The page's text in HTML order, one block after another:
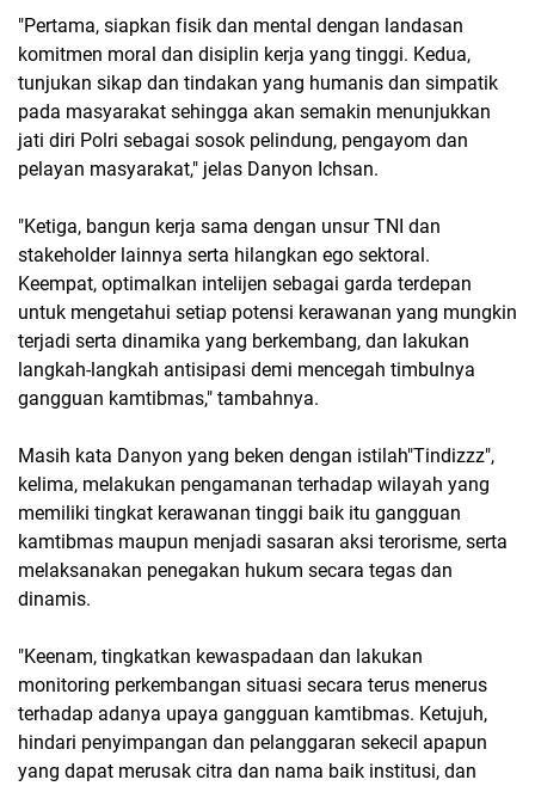
"Pertama, siapkan fisik dan mental dengan landasan
komitmen moral dan disiplin kerja yang tinggi. Kedua,
tunjukan sikap dan tindakan yang humanis dan simpatik
pada masyarakat sehingga akan semakin menunjukkan
jati diri Polri sebagai sosok pelindung, pengayom dan
pelayan masyarakat," jelas Danyon Ichsan.
"Ketiga, bangun kerja sama dengan unsur TNI dan
stakeholder lainnya serta hilangkan ego sektoral.
Keempat, optimalkan intelijen sebagai garda terdepan
untuk mengetahui setiap potensi kerawanan yang mungkin
terjadi serta dinamika yang berkembang, dan lakukan
langkah-langkah antisipasi demi mencegah timbulnya
gangguan kamtibmas," tambahnya.
Masih kata Danyon yang beken dengan istilah"Tindizzz",
kelima, melakukan pengamanan terhadap wilayah yang
memiliki tingkat kerawanan tinggi baik itu gangguan
kamtibmas maupun menjadi sasaran aksi terorisme, serta
melaksanakan penegakan hukum secara tegas dan
dinamis.
"Keenam, tingkatkan kewaspadaan dan lakukan
monitoring perkembangan situasi secara terus menerus
terhadap adanya upaya gangguan kamtibmas. Ketujuh,
hindari penyimpangan dan pelanggaran sekecil apapun
yang dapat merusak citra dan nama baik institusi, dan